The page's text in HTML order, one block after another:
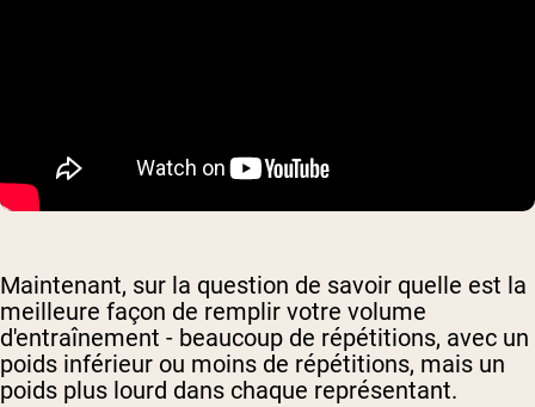
Maintenant, sur la question de savoir quelle est la
meilleure façon de remplir votre volume
d'entraînement - beaucoup de répétitions, avec un
poids inférieur ou moins de répétitions, mais un
poids plus lourd dans chaque représentant.